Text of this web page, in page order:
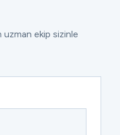
uzman ekip sizinle